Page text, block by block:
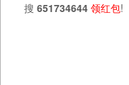
搜 651734644 领红包!